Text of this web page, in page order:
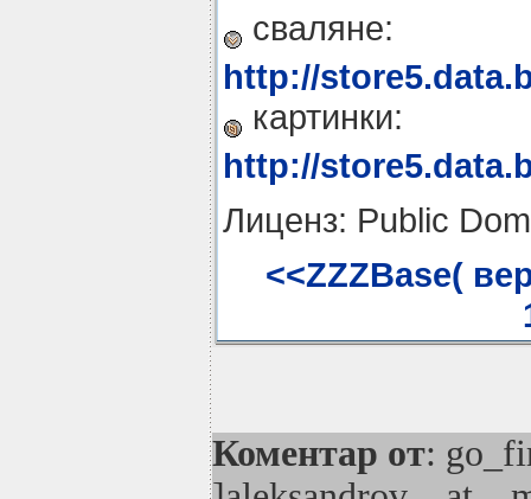
сваляне:
http://
картинки:
http://
Лиценз: Public
<<ZZZBase(
Коментар от: